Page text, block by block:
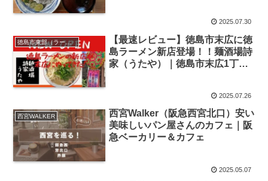
2025.07.30
徳島市東部（ラーメン）
【最速レビュー】徳島市末広に徳
島ラーメン新店登場！！麺酒場詩
家（うたや）｜徳島市末広1丁目
2025.07.26
西宮WALKER
西宮Walker（阪急西宮北口）安い
美味しいパン屋さんのカフェ｜阪
急ベーカリー＆カフェ
2025.05.07